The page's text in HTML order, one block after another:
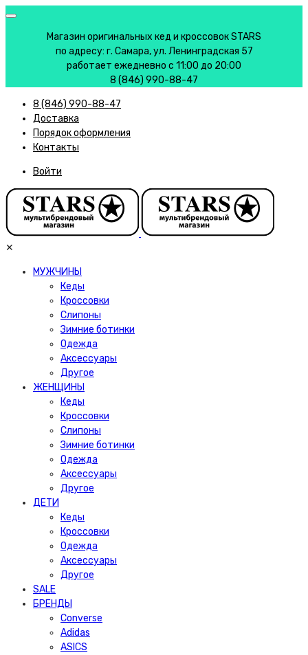
Магазин оригинальных кед и кроссовок STARS
по адресу: г. Самара, ул. Ленинградская 57
работает ежедневно с 11:00 до 20:00
8 (846) 990-88-47
8 (846) 990-88-47
Доставка
Порядок оформления
Контакты
Войти
✕
МУЖЧИНЫ
Кеды
Кроссовки
Слипоны
Зимние ботинки
Одежда
Аксессуары
Другое
ЖЕНЩИНЫ
Кеды
Кроссовки
Слипоны
Зимние ботинки
Одежда
Аксессуары
Другое
ДЕТИ
Кеды
Кроссовки
Одежда
Аксессуары
Другое
SALE
БРЕНДЫ
Converse
Adidas
ASICS